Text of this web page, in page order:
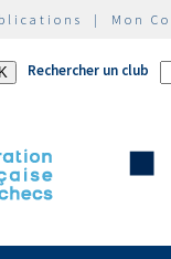
| Mon
Rechercher un club